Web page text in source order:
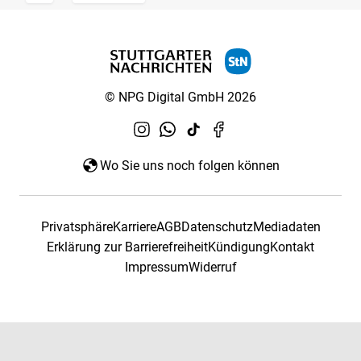
© NPG Digital GmbH 2026
Wo Sie uns noch folgen können
PrivatsphäreKarriereAGBDatenschutzMediadaten
Erklärung zur BarrierefreiheitKündigungKontakt
ImpressumWiderruf